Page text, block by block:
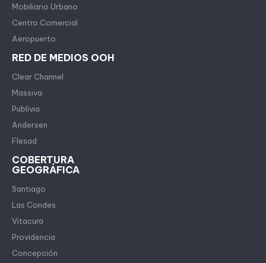
Mobiliario Urbano
Centro Comercial
Aeropuerto
RED DE MEDIOS OOH
Clear Channel
Massiva
Publivia
Andersen
Flesad
COBERTURA
GEOGRÁFICA
Santiago
Las Condes
Vitacura
Providencia
Concepción